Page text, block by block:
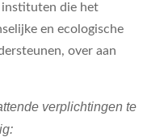
instituten die het
en ecologische
over aan
verplichtingen te